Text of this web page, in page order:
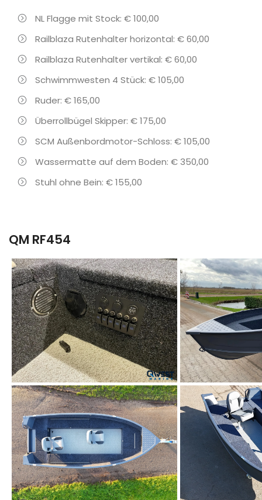
NL Flagge mit Stock: € 100,00
Railblaza Rutenhalter horizontal: € 60,00
Railblaza Rutenhalter vertikal: € 60,00
Schwimmwesten 4 Stück: € 105,00
Ruder: € 165,00
Überrollbügel Skipper: € 175,00
SCM Außenbordmotor-Schloss: € 105,00
Wassermatte auf dem Boden: € 350,00
Stuhl ohne Bein: € 155,00
QM RF454